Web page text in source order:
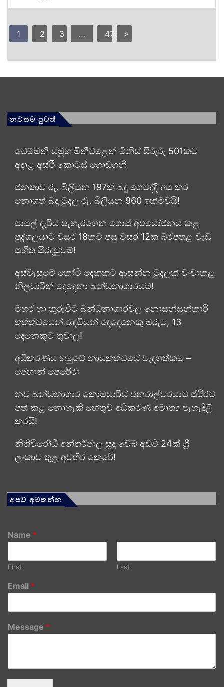
1 2 3 … 473 »
නවතම පුවත්
චෙම්මනි සමූහ මිනීවළෙන් මිනිස් සිරුරු 501කට
අදාළ අස්ථි කොටස් ගොඩගනී
ජනතාව රු. බිලියන 197ක් බදු ගෙවද්දී අය කර
නොගත් බදු මුදල රු. බිලියන 960 ඉක්මවයි!
පාසල් දැරිය පැහැරගෙන ගොස් අපයෝජනය කළ
පුද්ගලයාට වසර 18කට පසු වසර 12ක බරපතළ වැඩ
සහිත සිරදඬුවම්!
අස්වැසුමේ කෝටි දෙකකට ආසන්න මුදලක් වංචාකළ
නිලධාරීන් දෙදෙනා බන්ධනාගාරයට!
මහර හා කුරුවිට බන්ධනාගාරවල නොසන්සුන්කාරී
තත්ත්වයෙන් රැඳවියන් දෙදෙනෙකු මරුට, 13
දෙනෙකුට තුවාල!
අධිකරණය හමුවේ නායකත්වයේ වැදගත්කම –
ජෙහාන් පෙරේරා
නව බන්ධනාගාර කොමසාරිස් ජනරාල්වරයාව ස්ථිරව
පත් කළ නොහැකි හේතුව අධිකරණ අමාත්‍ය පැහැදිලි
කරයි!
නීතිවිරෝධී අන්තර්ජාල සූදු වෙබ් අඩවි 24ක් ශ්‍රී
ලංකාව තුළ අවහිර කෙරේ!
අපව අමතන්න
Name *
First Last
Email *
Message *